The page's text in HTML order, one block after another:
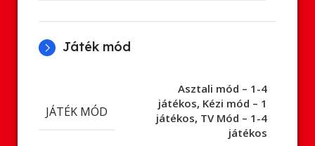
Játék mód
JÁTÉK MÓD
Asztali mód – 1-4
játékos, Kézi mód – 1
játékos, TV Mód – 1-4
játékos